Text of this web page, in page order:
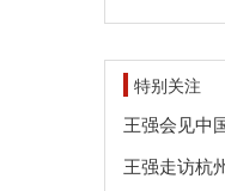
特别关注
王强会见中
王强走访杭